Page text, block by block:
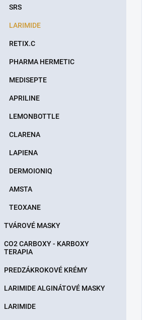
SRS
LARIMIDE
RETIX.C
PHARMA HERMETIC
MEDISEPTE
APRILINE
LEMONBOTTLE
CLARENA
LAPIENA
DERMOIONIQ
AMSTA
TEOXANE
TVÁROVÉ MASKY
CO2 CARBOXY - KARBOXY
TERAPIA
PREDZÁKROKOVÉ KRÉMY
LARIMIDE ALGINÁTOVÉ MASKY
LARIMIDE